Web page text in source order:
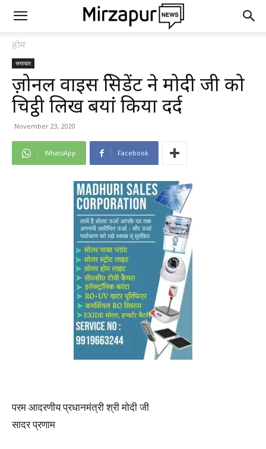
होम
समाचार
ज़ोनल वाइस प्रेसिडेंट ने मोदी जी को
चिट्ठी लिख बयां किया दर्द
November 23, 2020
WhatsApp Facebook
परम आदरणीय प्रधानमंत्री श्री मोदी जी
सादर प्रणाम